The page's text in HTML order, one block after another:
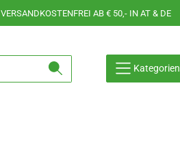
VERSANDKOSTENFREI AB € 50,- IN AT & DE
Kategorien